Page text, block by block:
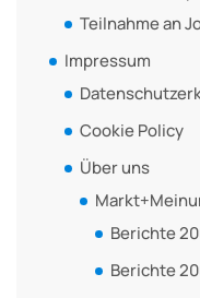
Teilnahme an
Impressum
Cookie Policy
Über uns
Berichte
Berichte